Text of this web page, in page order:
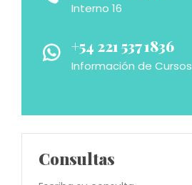
Interno 16
+54 221 537 1836
Información de Cursos
Consultas